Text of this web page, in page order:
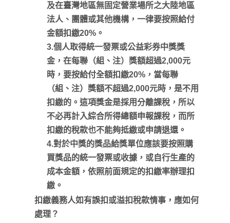
及在臺灣地區無固定營業場所之大陸地區
法人、團體或其他機構，一律要按照給付
金額扣繳20%。
3.個人取得統一發票或公益彩券中獎獎
金，在每聯（組、注）獎額超過2,000元
時，要按給付全額扣繳20%，當每聯
（組、注）獎額不超過2,000元時，是不用
扣繳的。這項獎金是採用分離課稅，所以
不必再計入綜合所得總額申報課稅，而所
扣繳的稅款也不能夠抵繳或申請退還。
4.對於中獎的獎品給獎單位應該要按照購
買獎品的統一發票或收據，或自行生產的
成本金額，依照前面規定的扣繳率辦理扣
繳。
扣繳義務人如有誤扣或溢扣稅款情事，應如何
處理？